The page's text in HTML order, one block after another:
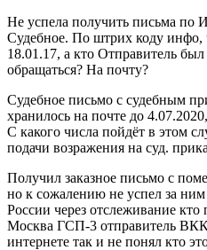
Не успела получить письма по
Судебное. По штрих коду инфо,
18.01.17, а кто Отправитель был
обращаться? На почту?
Судебное письмо с судебным
хранилось на почте до
С какого числа пойдёт в этом
подачи возражения на суд.
Получил заказное письмо с
но к сожалению не успел за
России через отслеживание
Москва ГСП-3 отправитель
интернете так и не понял кто